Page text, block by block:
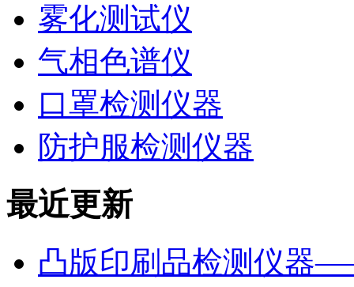
雾化测试仪
气相色谱仪
口罩检测仪器
防护服检测仪器
最近更新
凸版印刷品检测仪器